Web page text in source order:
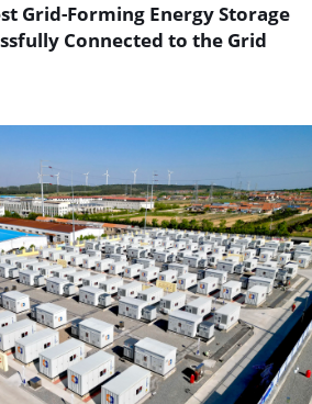
Grid-Forming Energy Storage
Connected to the Grid